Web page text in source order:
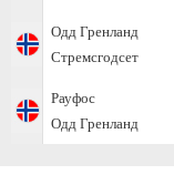
Одд Гренланд
Стремсгодсет
Рауфос
Одд Гренланд